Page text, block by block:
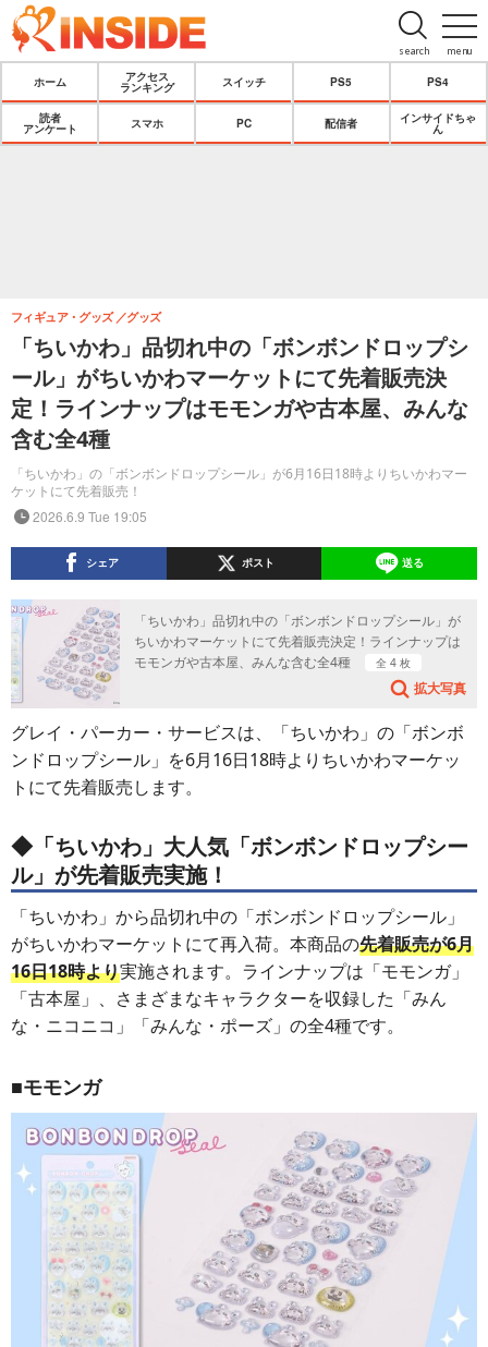
menu
search
ホーム
アクセス
ランキング
スイッチ PS5 PS4
読者
アンケート
スマホ PC 配信者
インサイドちゃ
ん
「ちいかわ」品切れ中の「ボンボンドロップシ
ール」がちいかわマーケットにて先着販売決
定！ラインナップはモモンガや古本屋、みんな
含む全4種
「ちいかわ」の「ボンボンドロップシール」が6月16日18時よりちいかわマー
ケットにて先着販売！
フィギュア・グッズ グッズ
2026.6.9 Tue 19:05
シェア ポスト 送る
「ちいかわ」品切れ中の「ボンボンドロップシール」が
ちいかわマーケットにて先着販売決定！ラインナップは
モモンガや古本屋、みんな含む全4種
全 4 枚
拡大写真
グレイ・パーカー・サービスは、「ちいかわ」の「ボンボ
ンドロップシール」を6月16日18時よりちいかわマーケッ
トにて先着販売します。
◆「ちいかわ」大人気「ボンボンドロップシー
ル」が先着販売実施！
「ちいかわ」から品切れ中の「ボンボンドロップシール」
がちいかわマーケットにて再入荷。本商品の先着販売が6月
16日18時より実施されます。ラインナップは「モモンガ」
「古本屋」、さまざまなキャラクターを収録した「みん
な・ニコニコ」「みんな・ポーズ」の全4種です。
■モモンガ